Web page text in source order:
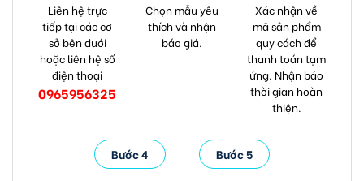
Liên hệ trực
tiếp tại các cơ
sở bên dưới
hoặc liên hệ số
điện thoại
0965956325
Chọn mẫu yêu
thích và nhận
báo giá.
Xác nhận về
mã sản phẩm
quy cách để
thanh toán tạm
ứng. Nhận báo
thời gian hoàn
thiện.
Bước 4 Bước 5